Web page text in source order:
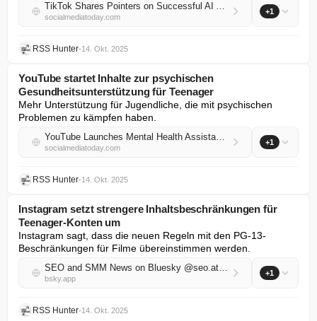
TikTok Shares Pointers on Successful AI Adoption for Marketers
socialmediatoday.com
+1
RSS Hunter•14. Okt. 2025
YouTube startet Inhalte zur psychischen
Gesundheitsunterstützung für Teenager
Mehr Unterstützung für Jugendliche, die mit psychischen
Problemen zu kämpfen haben.
YouTube Launches Mental Health Assistance Content for Teens
socialmediatoday.com
+1
RSS Hunter•14. Okt. 2025
Instagram setzt strengere Inhaltsbeschränkungen für
Teenager-Konten um
Instagram sagt, dass die neuen Regeln mit den PG-13-
Beschränkungen für Filme übereinstimmen werden.
SEO and SMM News on Bluesky @seo.at.thenote.app
bsky.app
+1
RSS Hunter•14. Okt. 2025